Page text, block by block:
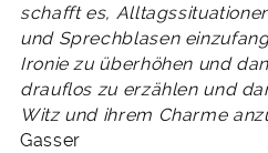
schafft es,
und Sprechblasen
Ironie zu überhöhen und
drauflos zu erzählen und
Witz und ihrem Charme
Gasser